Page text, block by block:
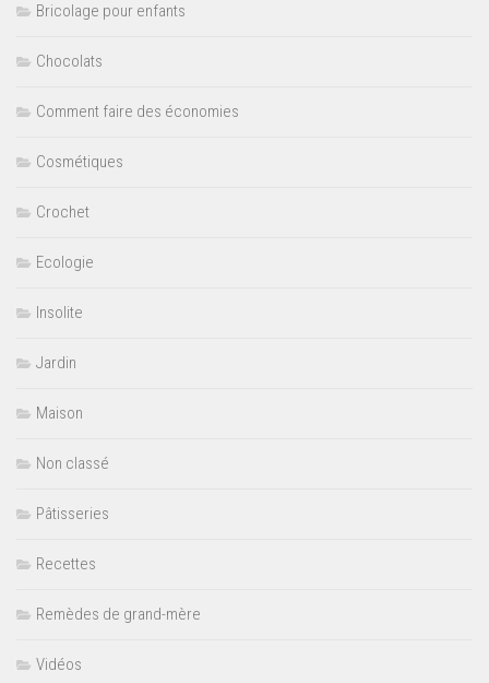
Bricolage pour enfants
Chocolats
Comment faire des économies
Cosmétiques
Crochet
Ecologie
Insolite
Jardin
Maison
Non classé
Pâtisseries
Recettes
Remèdes de grand-mère
Vidéos